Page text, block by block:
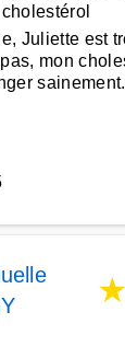
Juliette est
mon
★